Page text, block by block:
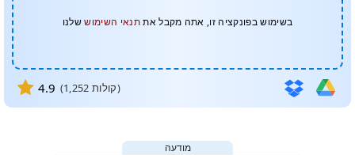
בשימוש בפונקציה זו, אתה מקבל אתתנאי השימוששלנו
4.9 (1,252 קולות)
מודעה